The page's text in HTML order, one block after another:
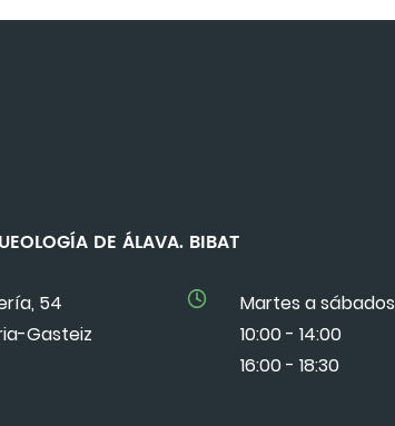
DE ÁLAVA. BIBAT
54
Gasteiz
Martes a sábados
10:00 - 14:00
16:00 - 18:30